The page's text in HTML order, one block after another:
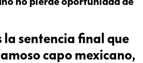
la sentencia final que
capo mexicano,